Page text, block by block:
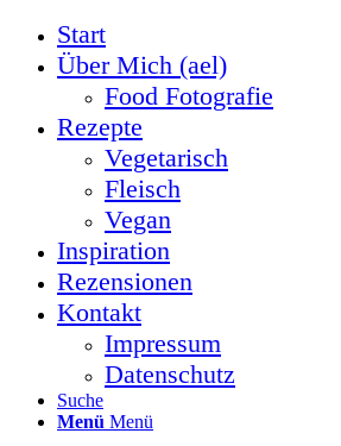
Start
Über Mich (ael)
Food Fotografie
Rezepte
Vegetarisch
Fleisch
Vegan
Inspiration
Rezensionen
Kontakt
Impressum
Datenschutz
Suche
Menü Menü